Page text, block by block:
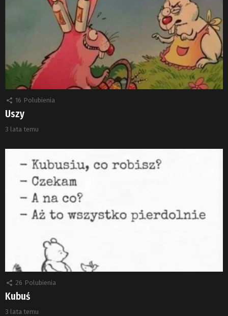
16 Polubienia
Uszy
3 lata temu
26 Polubienia
Kubuś
3 lata temu